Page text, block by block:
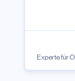
Experte für